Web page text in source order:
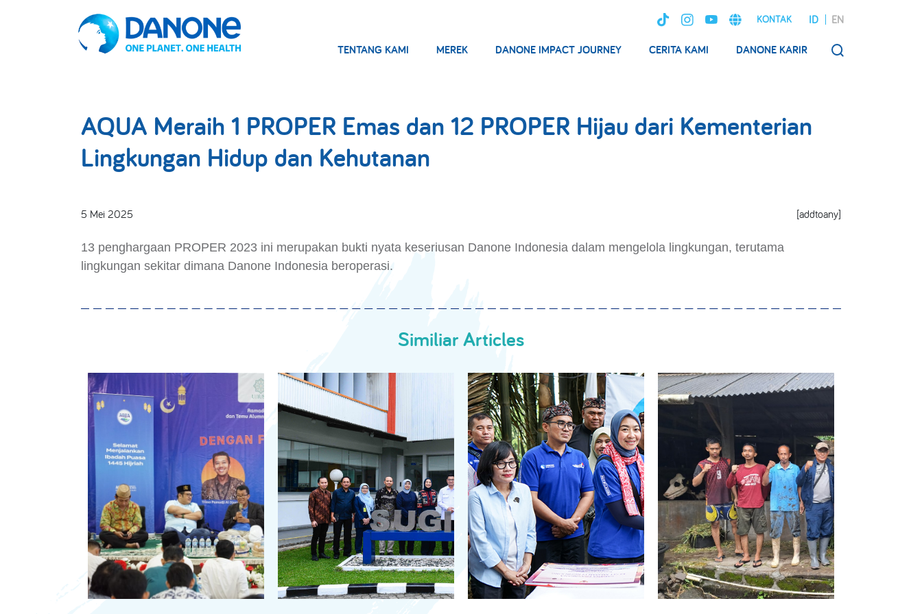
KONTAK ID EN
TENTANG KAMI MEREK DANONE IMPACT JOURNEY CERITA KAMI DANONE KARIR
AQUA Meraih 1 PROPER Emas dan 12 PROPER Hijau dari Kementerian
Lingkungan Hidup dan Kehutanan
5 Mei 2025 [addtoany]
13 penghargaan PROPER 2023 ini merupakan bukti nyata keseriusan Danone Indonesia dalam mengelola lingkungan, terutama
lingkungan sekitar dimana Danone Indonesia beroperasi.
Similiar Articles